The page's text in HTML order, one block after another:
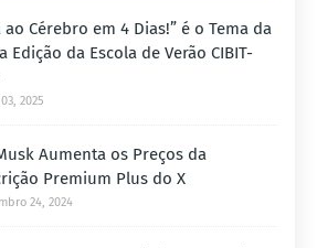
ao Cérebro em 4 Dias!” é o Tema da
Edição da Escola de Verão CIBIT-
2025
Aumenta os Preços da
Premium Plus do X
24, 2024